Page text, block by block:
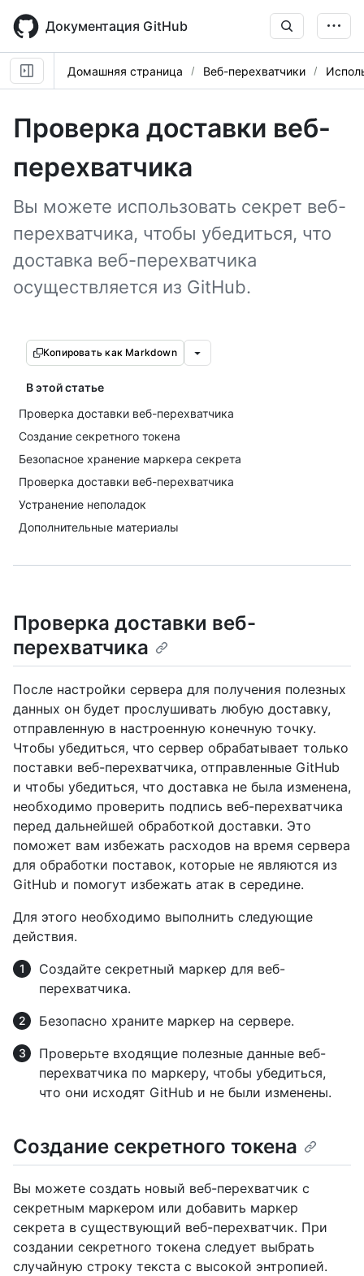
main
content
Документация GitHub
Домашняя страница Веб-перехватчики
Проверка доставки веб-
перехватчика
Вы можете использовать секрет веб-
перехватчика, чтобы убедиться, что
доставка веб-перехватчика
осуществляется из GitHub.
Копировать как Markdown
В этой статье
Проверка доставки веб-перехватчика
Создание секретного токена
Безопасное хранение маркера секрета
Проверка доставки веб-перехватчика
Устранение неполадок
Дополнительные материалы
Проверка доставки веб-
перехватчика
После настройки сервера для получения полезных
данных он будет прослушивать любую доставку,
отправленную в настроенную конечную точку.
Чтобы убедиться, что сервер обрабатывает только
поставки веб-перехватчика, отправленные GitHub
и чтобы убедиться, что доставка не была изменена,
необходимо проверить подпись веб-перехватчика
перед дальнейшей обработкой доставки. Это
поможет вам избежать расходов на время сервера
для обработки поставок, которые не являются из
GitHub и помогут избежать атак в середине.
Для этого необходимо выполнить следующие
действия.
Создайте секретный маркер для веб-
перехватчика.
Безопасно храните маркер на сервере.
Проверьте входящие полезные данные веб-
перехватчика по маркеру, чтобы убедиться,
что они исходят GitHub и не были изменены.
Создание секретного токена
Вы можете создать новый веб-перехватчик с
секретным маркером или добавить маркер
секрета в существующий веб-перехватчик. При
создании секретного токена следует выбрать
случайную строку текста с высокой энтропией.